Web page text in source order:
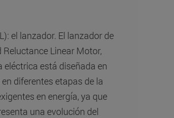
el lanzador. El lanzador de
Reluctance Linear Motor,
está diseñada en
diferentes etapas de la
en energía, ya que
una evolución del